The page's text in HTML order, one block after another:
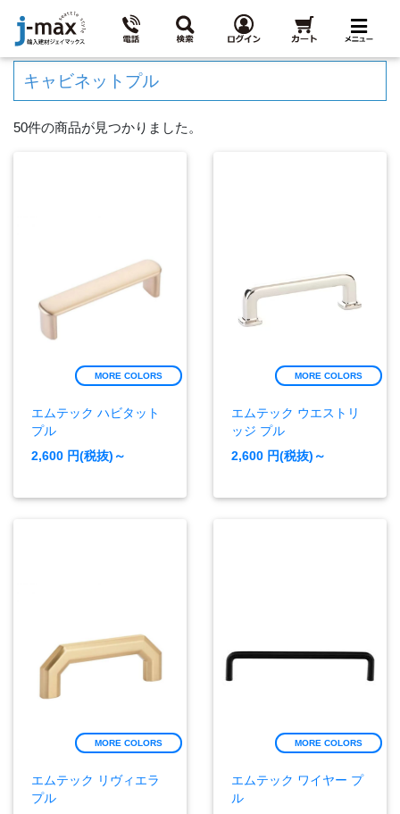
キャビネットプル
50件の商品が見つかりました。
MORE COLORS
エムテック ハビタット
プル
2,600 円(税抜)～
MORE COLORS
エムテック ウエストリ
ッジ プル
2,600 円(税抜)～
MORE COLORS
エムテック リヴィエラ
プル
MORE COLORS
エムテック ワイヤー プ
ル